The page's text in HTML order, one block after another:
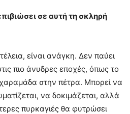
σε αυτή τη σκληρή
είναι ανάγκη. Δεν παύει
πιο άνυδρες εποχές, όπως το
χαραμάδα στην πέτρα. Μπορεί να
να δοκιμάζεται, αλλά
πυρκαγιές θα φυτρώσει